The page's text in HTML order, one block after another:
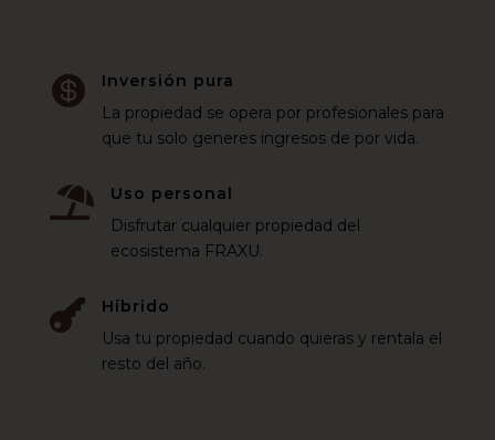

Inversión pura
La propiedad se opera por profesionales para
que tu solo generes ingresos de por vida.

Uso personal
Disfrutar cualquier propiedad del
ecosistema FRAXU.

Híbrido
Usa tu propiedad cuando quieras y rentala el
resto del año.